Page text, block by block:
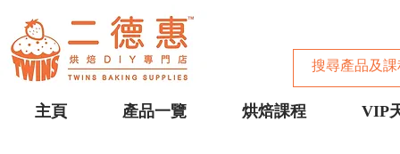
主頁 產品一覽 烘焙課程 VIP